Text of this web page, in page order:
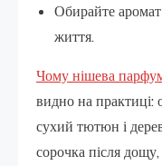
Обирайте аромат
життя.
Чому нішева
видно на практиці:
сухий тютюн і
сорочка після